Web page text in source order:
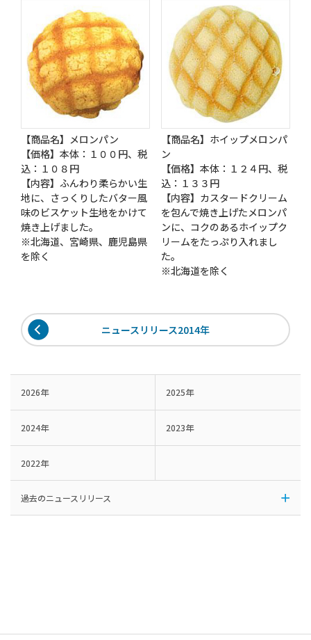
【商品名】メロンパン
【価格】本体：１００円、税
込：１０８円
【内容】ふんわり柔らかい生
地に、さっくりしたバター風
味のビスケット生地をかけて
焼き上げました。
※北海道、宮崎県、鹿児島県
を除く
【商品名】ホイップメロンパ
ン
【価格】本体：１２４円、税
込：１３３円
【内容】カスタードクリーム
を包んで焼き上げたメロンパ
ンに、コクのあるホイップク
リームをたっぷり入れまし
た。
※北海道を除く
ニュースリリース2014年
2026年 2025年
2024年 2023年
2022年
過去のニュースリリース